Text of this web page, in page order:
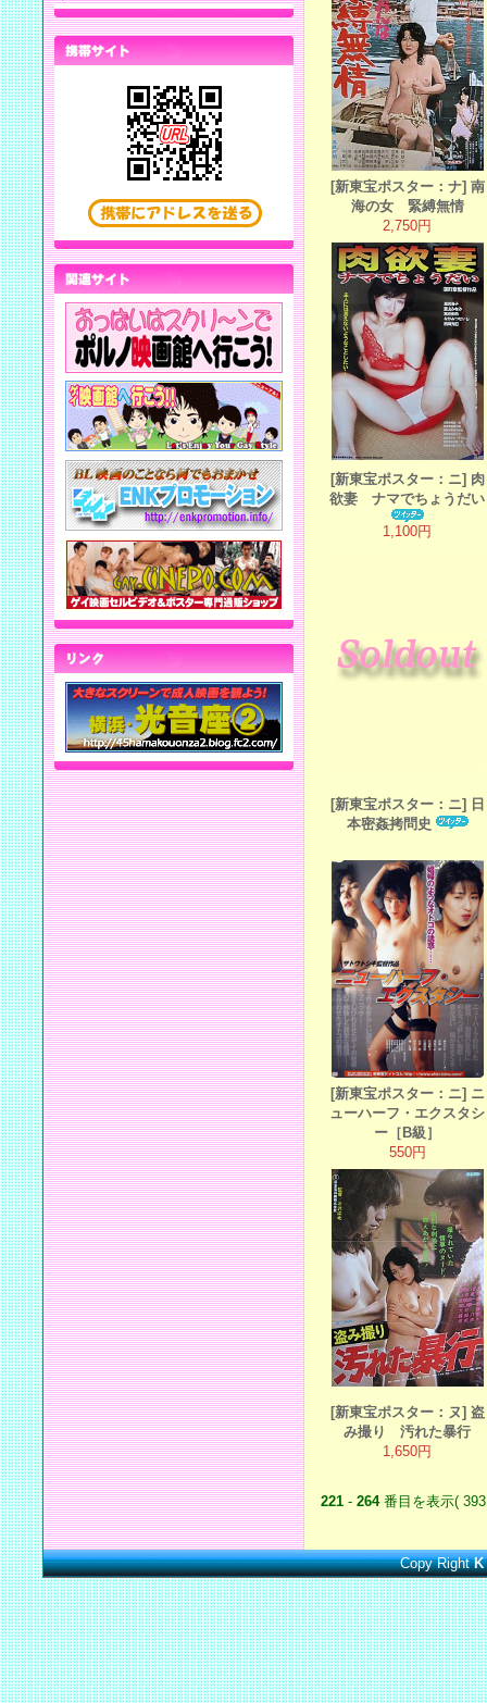
[新東宝ポスター：ナ] 南
海の女 緊縛無情
2,750円
[新東宝ポスター：ニ] 肉
欲妻 ナマでちょうだい
1,100円
[新東宝ポスター：ニ] 日
本密姦拷問史
[新東宝ポスター：ニ] ニ
ューハーフ・エクスタシ
ー［B級］
550円
[新東宝ポスター：ヌ] 盗
み撮り 汚れた暴行
1,650円
221 - 264 番目を表示(
Copy RightK